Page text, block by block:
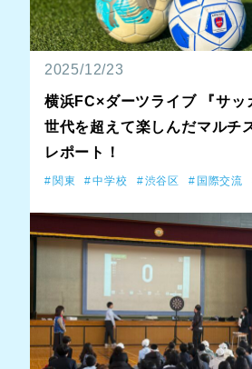
2025/12/23
横浜FC×ダーツライブ 『サッ
世代を超えて楽しんだマルチ
レポート！
関東 中学校 渋谷区 国際交流